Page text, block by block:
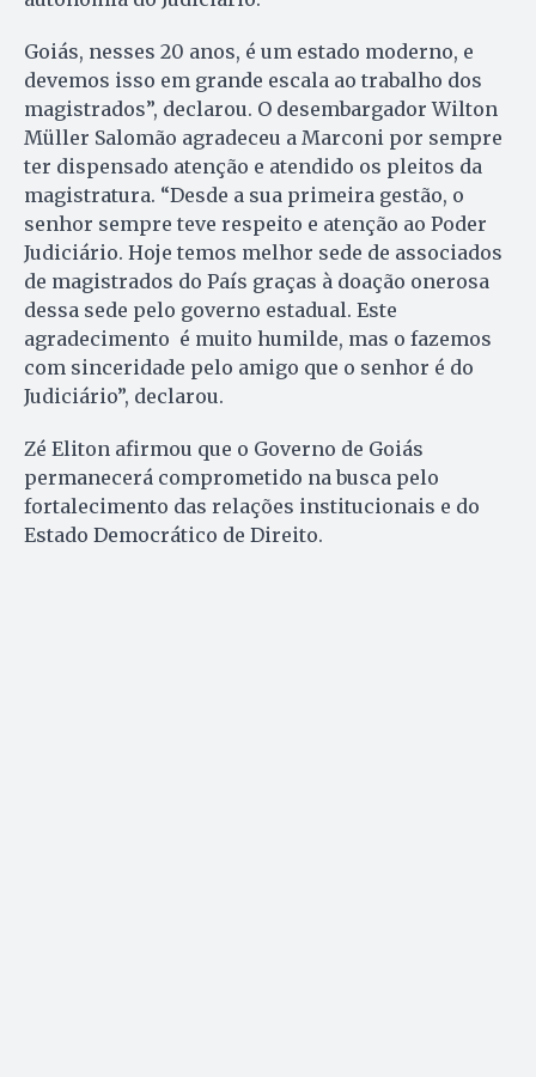
Goiás, nesses 20 anos, é um estado moderno, e
devemos isso em grande escala ao trabalho dos
magistrados”, declarou. O desembargador Wilton
Müller Salomão agradeceu a Marconi por sempre
ter dispensado atenção e atendido os pleitos da
magistratura. “Desde a sua primeira gestão, o
senhor sempre teve respeito e atenção ao Poder
Judiciário. Hoje temos melhor sede de associados
de magistrados do País graças à doação onerosa
dessa sede pelo governo estadual. Este
agradecimento é muito humilde, mas o fazemos
com sinceridade pelo amigo que o senhor é do
Judiciário”, declarou.
Zé Eliton afirmou que o Governo de Goiás
permanecerá comprometido na busca pelo
fortalecimento das relações institucionais e do
Estado Democrático de Direito.